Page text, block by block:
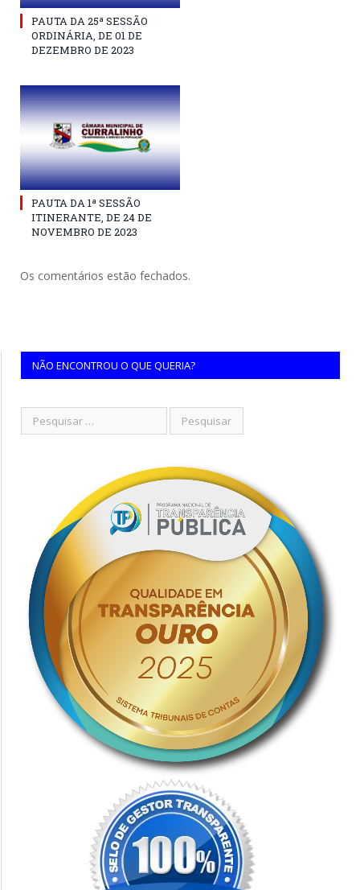
PAUTA DA 25ª SESSÃO
ORDINÁRIA, DE 01 DE
DEZEMBRO DE 2023
PAUTA DA 1ª SESSÃO
ITINERANTE, DE 24 DE
NOVEMBRO DE 2023
Os comentários estão fechados.
NÃO ENCONTROU O QUE QUERIA?